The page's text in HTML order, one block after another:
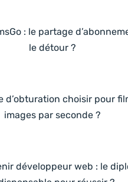
: le partage
le détour ?
d’obturation choisir pour
images par seconde ?
développeur web : le